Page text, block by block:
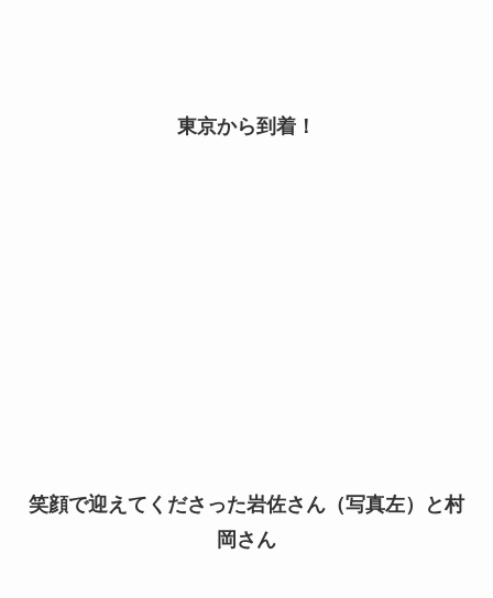
東京から到着！
笑顔で迎えてくださった岩佐さん（写真左）と村
岡さん